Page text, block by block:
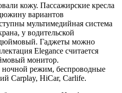
кожу. Пассажирские кресла
вариантов
мультимедийная система
у водительской
Гаджеты можно
Elegance считается
монитор.
режим, беспроводные
Carplay, HiCar, Carlife.